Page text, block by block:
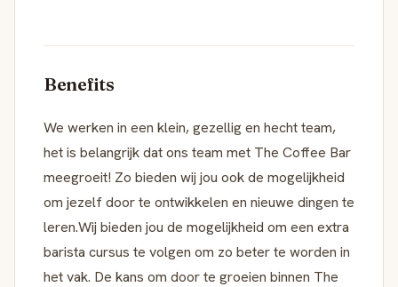
Benefits
We werken in een klein, gezellig en hecht team,
het is belangrijk dat ons team met The Coffee Bar
meegroeit! Zo bieden wij jou ook de mogelijkheid
om jezelf door te ontwikkelen en nieuwe dingen te
leren.Wij bieden jou de mogelijkheid om een extra
barista cursus te volgen om zo beter te worden in
het vak. De kans om door te groeien binnen The